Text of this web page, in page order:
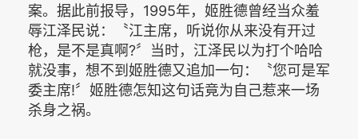
案。据此前报导，1995年，姬胜德曾经当众羞
辱江泽民说：〝江主席，听说你从来没有开过
枪，是不是真啊?〞当时，江泽民以为打个哈哈
就没事，想不到姬胜德又追加一句：〝您可是军
委主席!〞姬胜德怎知这句话竟为自己惹来一场
杀身之祸。